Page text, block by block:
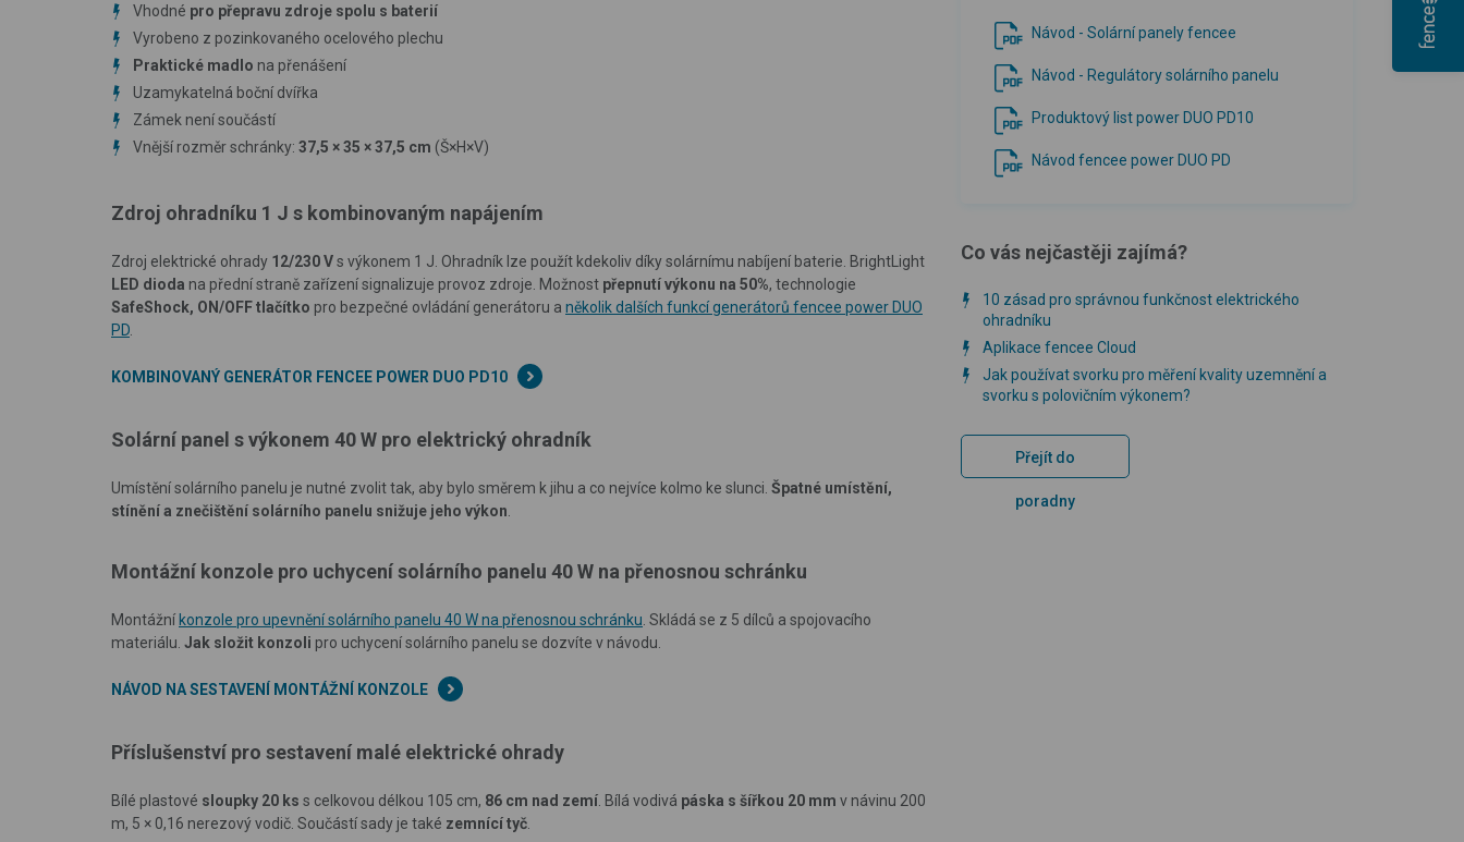
Vhodné pro přepravu zdroje spolu s baterií
Vyrobeno z pozinkovaného ocelového plechu
Praktické madlo na přenášení
Uzamykatelná boční dvířka
Zámek není součástí
Vnější rozměr schránky: 37,5 ×35 ×37,5 cm (Š×H×V)
Zdroj ohradníku 1 J s kombinovaným napájením
Zdroj elektrické ohrady 12/230 Vs výkonem 1 J. Ohradník lze použít kdekoliv díky solárnímu nabíjení baterie. BrightLight
LED dioda na přední straně zařízení signalizuje provoz zdroje. Možnost přepnutí výkonu na 50%, technologie
SafeShock, ON/OFF tlačítko pro bezpečné ovládání generátoru a několik dalších funkcí generátorů fencee power DUO
PD
KOMBINOVANÝ GENERÁTOR FENCEE POWER DUO PD10
Solární panel s výkonem 40 W pro elektrický ohradník
Umístění solárního panelu je nutné zvolit tak, aby bylo směrem k jihu a co nejvíce kolmo ke slunci. Špatné umístění,
stínění a znečištění solárního panelu snižuje jeho výkon
Montážní konzole pro uchycení solárního panelu 40 W na přenosnou schránku
Montážníkonzole pro upevnění solárního panelu 40 W na přenosnou schránku . Skládá se z 5 dílců a spojovacího
materiálu. Jak složit konzoli pro uchycení solárního panelu se dozvíte v návodu.
NÁVOD NA SESTAVENÍ MONTÁŽNÍ KONZOLE
Příslušenství pro sestavení malé elektrické ohrady
Bílé plastové sloupky 20 ks s celkovou délkou 105 cm, 86 cm nad zemí . Bílá vodivá páska s šířkou 20 mm v návinu 200
m, 5 × 0,16 nerezový vodič. Součástí sady je také zemnící tyč
Návod - Solární panely fencee
Návod - Regulátory solárního panelu
Produktový list power DUO PD10
Návod fencee power DUO PD
Co vás nejčastěji zajímá?
10 zásad pro správnou funkčnost elektrického
ohradníku
Aplikace fencee Cloud
Jak používat svorku pro měření kvality uzemnění a
svorku s polovičním výkonem?
Přejít do
poradny